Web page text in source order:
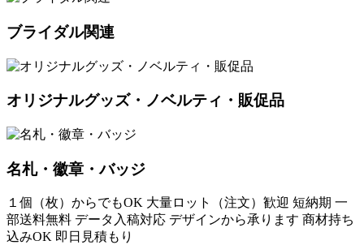
ブライダル関連
オリジナルグッズ・ノベルティ・販促品
名札・徽章・バッジ
１個（枚）からでもOK 大量ロット（注文）歓迎 短納期 一
部送料無料 データ入稿対応 デザインから承ります 商材持ち
込みOK 即日見積もり